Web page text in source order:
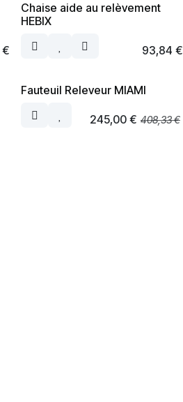
€
Chaise aide au relèvement
HEBIX
93,84 €
Fauteuil Releveur MIAMI
245,00€ 408,33€